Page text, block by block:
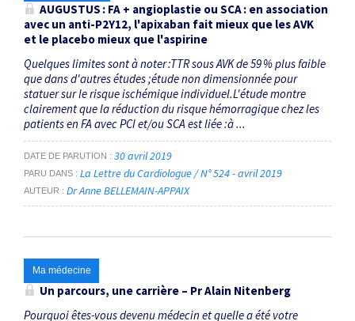
AUGUSTUS : FA + angioplastie ou SCA : en association
avec un anti-P2Y12, l'apixaban fait mieux que les AVK
et le placebo mieux que l'aspirine
Quelques limites sont à noter :TTR sous AVK de 59 % plus faible
que dans d'autres études ;étude non dimensionnée pour
statuer sur le risque ischémique individuel.L'étude montre
clairement que la réduction du risque hémorragique chez les
patients en FA avec PCI et/ou SCA est liée :à ...
DATE DE PARUTION 30 avril 2019
PARU DANS La Lettre du Cardiologue / N° 524 - avril 2019
AUTEUR Dr Anne BELLEMAIN-APPAIX
Ma médecine
Un parcours, une carrière – Pr Alain Nitenberg
Pourquoi êtes-vous devenu médecin et quelle a été votre